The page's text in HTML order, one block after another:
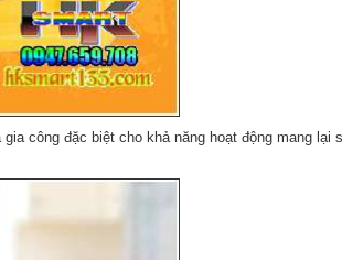
công đặc biệt cho khả năng hoạt động mang